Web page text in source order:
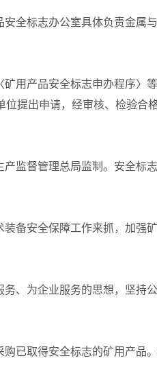
标志办公室具体负责金属
产品安全标志申办程序〉
提出申请，经审核、检验合
督管理总局监制。安全标志
安全保障工作来抓，加强
为企业服务的思想，坚持
取得安全标志的矿用产品